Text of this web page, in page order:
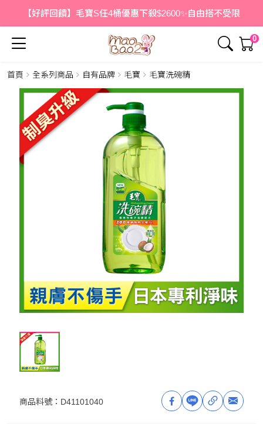
【好評回饋】毛寶S任4桶優惠下殺$2600✨自由搭不受限
0
簡介 內容
首頁 全系列商品 自有品牌 毛寶 毛寶洗碗精
商品料號： D41101040